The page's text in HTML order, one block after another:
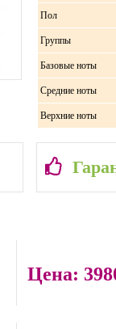
Пол
Группы
Базовые ноты
Средние ноты
Верхние ноты
Цена: